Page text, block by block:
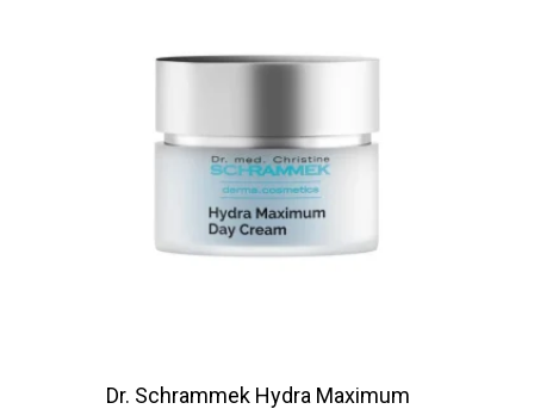
Dr. Schrammek Hydra Maximum